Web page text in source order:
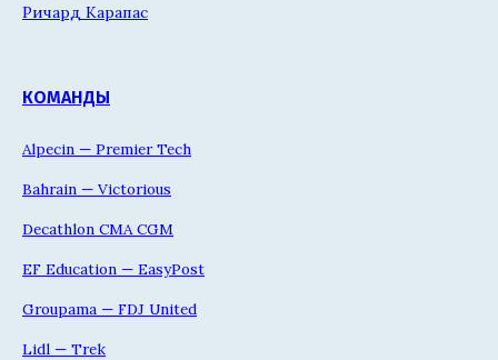
Ричард Карапас
КОМАНДЫ
Alpecin — Premier Tech
Bahrain — Victorious
Decathlon CMA CGM
EF Education — EasyPost
Groupama — FDJ United
Lidl — Trek